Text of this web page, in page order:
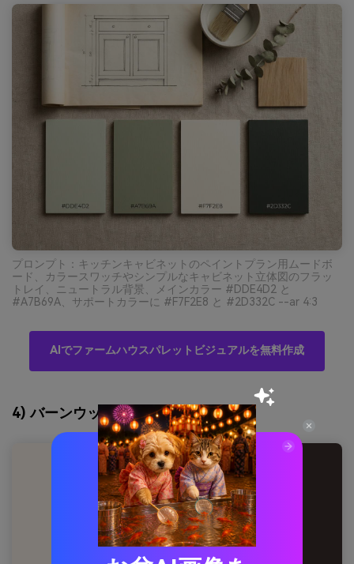
プロンプト：キッチンキャビネットのペイントプラン用ムードボ
ード、カラースワッチやシンプルなキャビネット立体図のフラッ
トレイ、ニュートラル背景、メインカラー #DDE4D2 と
#A7B69A、サポートカラーに #F7F2E8 と #2D332C --ar 4:3
AIでファームハウスパレットビジュアルを無料作成
4) バーンウッド・ブラッシュ